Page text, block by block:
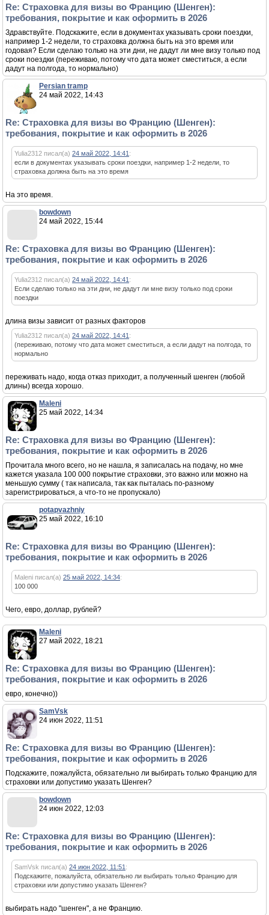
Re: Страховка для визы во Францию (Шенген):
требования, покрытие и как оформить в 2026
Здравствуйте. Подскажите, если в документах указывать сроки поездки,
например 1-2 недели, то страховка должна быть на это время или
годовая? Если сделаю только на эти дни, не дадут ли мне визу только под
сроки поездки (переживаю, потому что дата может сместиться, а если
дадут на полгода, то нормально)
Persian tramp
24 май 2022, 14:43
Re: Страховка для визы во Францию (Шенген):
требования, покрытие и как оформить в 2026
Yulia2312 писал(а) 24 май 2022, 14:41 :
если в документах указывать сроки поездки, например 1-2 недели, то
страховка должна быть на это время
На это время.
bowdown
24 май 2022, 15:44
Re: Страховка для визы во Францию (Шенген):
требования, покрытие и как оформить в 2026
Yulia2312 писал(а) 24 май 2022, 14:41 :
Если сделаю только на эти дни, не дадут ли мне визу только под сроки
поездки
длина визы зависит от разных факторов
Yulia2312 писал(а) 24 май 2022, 14:41 :
(переживаю, потому что дата может сместиться, а если дадут на полгода, то
нормально
переживать надо, когда отказ приходит, а полученный шенген (любой
длины) всегда хорошо.
Maleni
25 май 2022, 14:34
Re: Страховка для визы во Францию (Шенген):
требования, покрытие и как оформить в 2026
Прочитала много всего, но не нашла, я записалась на подачу, но мне
кажется указала 100 000 покрытие страховки, это важно или можно на
меньшую сумму ( так написала, так как пыталась по-разному
зарегистрироваться, а что-то не пропускало)
potapvazhniy
25 май 2022, 16:10
Re: Страховка для визы во Францию (Шенген):
требования, покрытие и как оформить в 2026
Maleni писал(а) 25 май 2022, 14:34:
100 000
Чего, евро, доллар, рублей?
Maleni
27 май 2022, 18:21
Re: Страховка для визы во Францию (Шенген):
требования, покрытие и как оформить в 2026
евро, конечно))
SamVsk
24 июн 2022, 11:51
Re: Страховка для визы во Францию (Шенген):
требования, покрытие и как оформить в 2026
Подскажите, пожалуйста, обязательно ли выбирать только Францию для
страховки или допустимо указать Шенген?
bowdown
24 июн 2022, 12:03
Re: Страховка для визы во Францию (Шенген):
требования, покрытие и как оформить в 2026
SamVsk писал(а) 24 июн 2022, 11:51 :
Подскажите, пожалуйста, обязательно ли выбирать только Францию для
страховки или допустимо указать Шенген?
выбирать надо "шенген", а не Францию.